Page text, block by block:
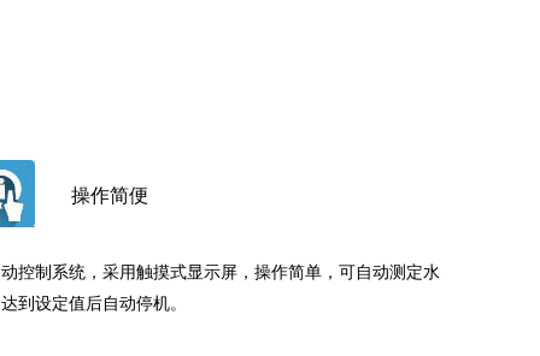
操作简便
控制系统，采用触摸式显示屏，操作简单，可自动测定水
到设定值后自动停机。